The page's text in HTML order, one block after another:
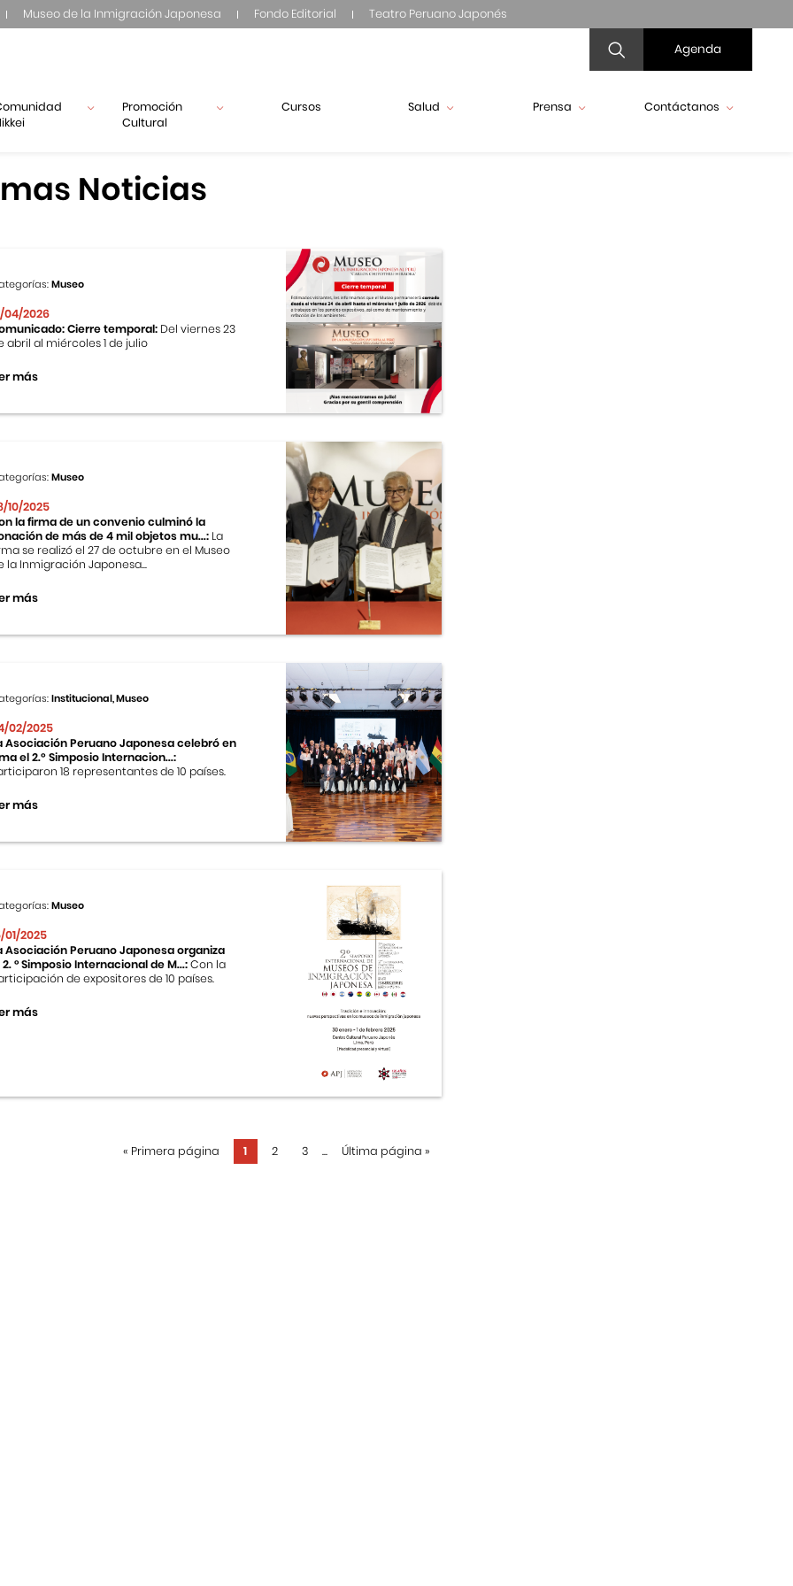
Museo de la Inmigración Japonesa Fondo Editorial Teatro Peruano Japonés
Agenda
Promoción
Cultural
Cursos Salud Prensa Contáctanos
Noticias
Museo
04/2026
Cierre temporal: Del viernes 23
abril al miércoles 1 de julio
más
Museo
10/2025
la firma de un convenio culminó la
de más de 4 mil objetos mu...: La
se realizó el 27 de octubre en el Museo
la Inmigración Japonesa...
más
Institucional, Museo
02/2025
Asociación Peruano Japonesa celebró en
el 2.º Simposio Internacion...:
18 representantes de 10 países.
más
Museo
01/2025
Asociación Peruano Japonesa organiza
2. ° Simposio Internacional de M...:Con la
de expositores de 10 países.
más
« Primera página 1 2 3 ... Última página »